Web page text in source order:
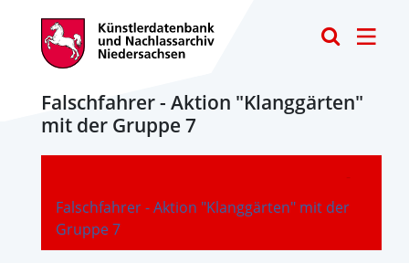
Falschfahrer - Aktion "Klanggärten"
mit der Gruppe 7
Falschfahrer - Aktion "Klanggärten" mit der
Gruppe 7
-